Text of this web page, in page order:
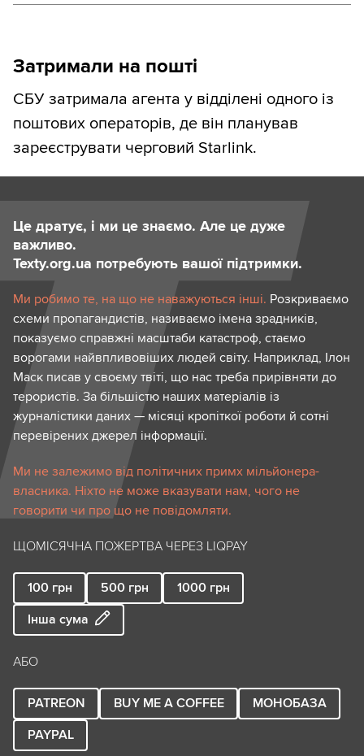
Затримали на пошті
СБУ затримала агента у відділені одного із
поштових операторів, де він планував
зареєструвати черговий Starlink.
Це дратує, і ми це знаємо. Але це дуже
важливо.
Texty.org.ua потребують вашої підтримки.
Ми робимо те, на що не наважуються інші. Розкриваємо
схеми пропагандистів, називаємо імена зрадників,
показуємо справжні масштаби катастроф, стаємо
ворогами найвпливовіших людей світу. Наприклад, Ілон
Маск писав у своєму твіті, що нас треба прирівняти до
терористів. За більшістю наших матеріалів із
журналістики даних — місяці кропіткої роботи й сотні
перевірених джерел інформації.
Ми не залежимо від політичних примх мільйонера-
власника. Ніхто не може вказувати нам, чого не
говорити чи про що не повідомляти.
ЩОМІСЯЧНА ПОЖЕРТВА ЧЕРЕЗ LIQPAY
100 грн 500 грн 1000 грн
Інша сума
АБО
PATREON BUY ME A COFFEE
МОНОБАЗА
PAYPAL